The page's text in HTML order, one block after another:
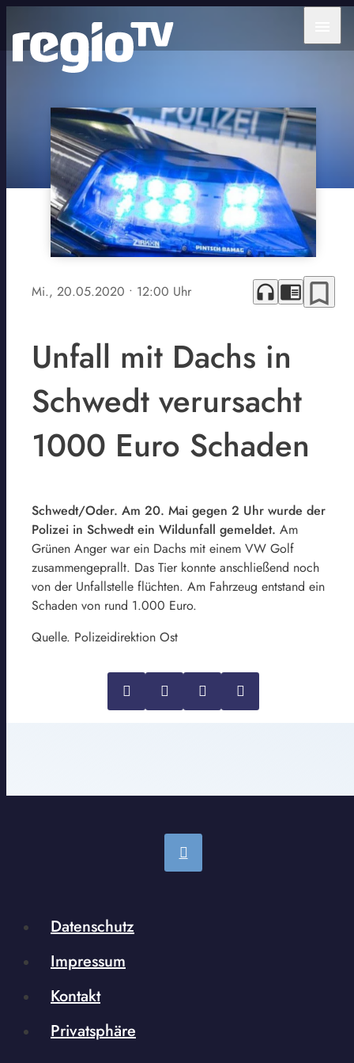
Mi., 20.05.2020 • 12:00 Uhr headphones chrome_reader_mode bookmark_border
Unfall mit Dachs in
Schwedt verursacht
1000 Euro Schaden
Schwedt/Oder. Am 20. Mai gegen 2 Uhr wurde der
Polizei in Schwedt ein Wildunfall gemeldet. Am
Grünen Anger war ein Dachs mit einem VW Golf
zusammengeprallt. Das Tier konnte anschließend noch
von der Unfallstelle flüchten. Am Fahrzeug entstand ein
Schaden von rund 1.000 Euro.
Quelle. Polizeidirektion Ost
Datenschutz
Impressum
Kontakt
Privatsphäre